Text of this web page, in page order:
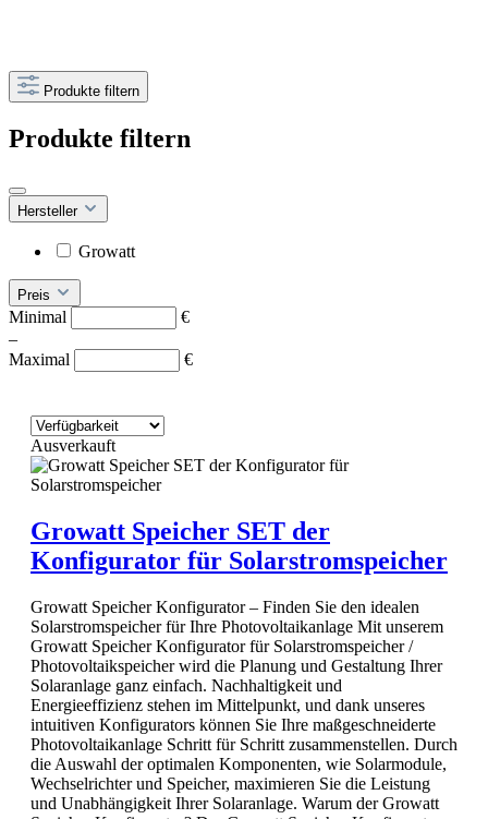
Produkte filtern
Produkte filtern
Hersteller
Growatt
Preis
Minimal
€
–
Maximal
€
Ausverkauft
Growatt Speicher SET der
Konfigurator für Solarstromspeicher
Growatt Speicher Konfigurator – Finden Sie den idealen
Solarstromspeicher für Ihre Photovoltaikanlage Mit unserem
Growatt Speicher Konfigurator für Solarstromspeicher /
Photovoltaikspeicher wird die Planung und Gestaltung Ihrer
Solaranlage ganz einfach. Nachhaltigkeit und
Energieeffizienz stehen im Mittelpunkt, und dank unseres
intuitiven Konfigurators können Sie Ihre maßgeschneiderte
Photovoltaikanlage Schritt für Schritt zusammenstellen. Durch
die Auswahl der optimalen Komponenten, wie Solarmodule,
Wechselrichter und Speicher, maximieren Sie die Leistung
und Unabhängigkeit Ihrer Solaranlage. Warum der Growatt